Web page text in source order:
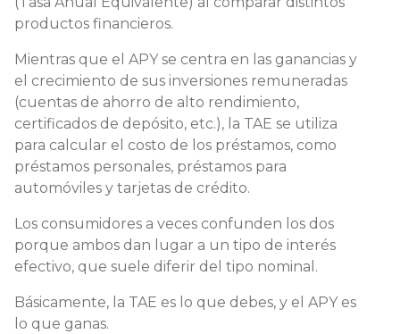
productos financieros.
Mientras que el APY se centra en las ganancias y
el crecimiento de sus inversiones remuneradas
(cuentas de ahorro de alto rendimiento,
certificados de depósito, etc.), la TAE se utiliza
para calcular el costo de los préstamos, como
préstamos personales, préstamos para
automóviles y tarjetas de crédito.
Los consumidores a veces confunden los dos
porque ambos dan lugar a un tipo de interés
efectivo, que suele diferir del tipo nominal.
Básicamente, la TAE es lo que debes, y el APY es
lo que ganas.